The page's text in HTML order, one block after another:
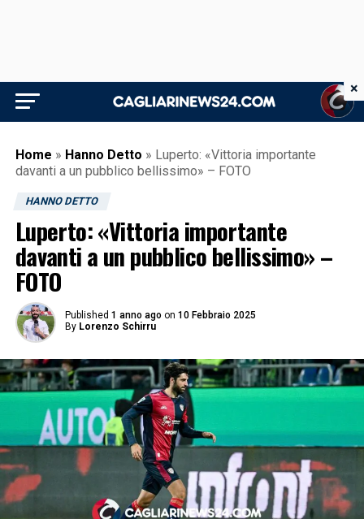
Home » Hanno Detto » Luperto: «Vittoria importante
davanti a un pubblico bellissimo» – FOTO
HANNO DETTO
Luperto: «Vittoria importante
davanti a un pubblico bellissimo» –
FOTO
Published 1 anno ago on 10 Febbraio 2025
By Lorenzo Schirru
×